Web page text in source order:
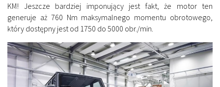
KM! Jeszcze bardziej imponujący jest fakt, że motor ten
generuje aż 760 Nm maksymalnego momentu obrotowego,
który dostępny jest od 1750 do 5000 obr./min.